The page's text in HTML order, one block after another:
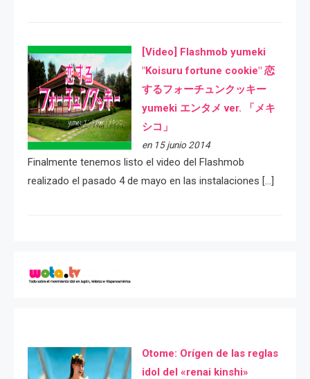
[Video] Flashmob yumeki
"Koisuru fortune cookie" 恋
するフォーチュンクッキー
yumeki エンタメ ver. 「メキ
シコ」
en 15 junio 2014
Finalmente tenemos listo el video del Flashmob
realizado el pasado 4 de mayo en las instalaciones […]
Otome: Orígen de las reglas
idol del «renai kinshi»